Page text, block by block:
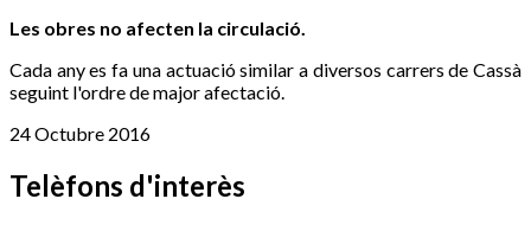
Les obres no afecten la circulació.
Cada any es fa una actuació similar a diversos carrers de Cassà
seguint l'ordre de major afectació.
24 Octubre 2016
Telèfons d'interès